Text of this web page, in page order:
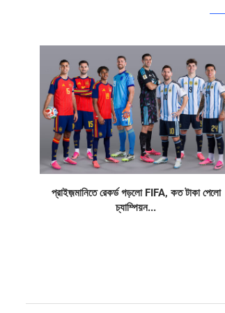
প্রাইজ়মানিতে রেকর্ড গড়লো FIFA, কত টাকা পেলো
চ্যাম্পিয়ন...